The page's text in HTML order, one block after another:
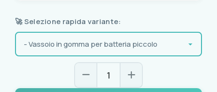
🚀 Selezione rapida variante: